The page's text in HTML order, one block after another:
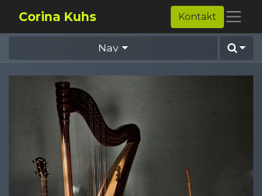
Corina Kuhs Kontakt
Nav